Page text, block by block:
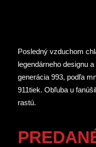
Posledný vzduchom
legendárneho designu
generácia 993, podľa
911tiek. Obľuba u
rastú.